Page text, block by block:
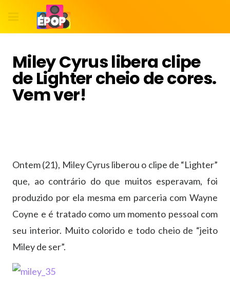
Miley Cyrus libera clipe
de Lighter cheio de cores.
Vem ver!
Ontem (21), Miley Cyrus liberou o clipe de “Lighter”
que, ao contrário do que muitos esperavam, foi
produzido por ela mesma em parceria com Wayne
Coyne e é tratado como um momento pessoal com
seu interior. Muito colorido e todo cheio de “jeito
Miley de ser”.